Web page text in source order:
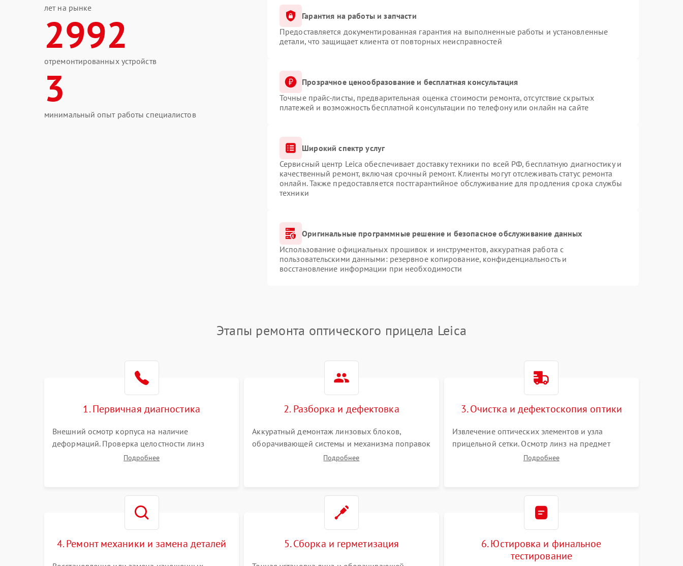
лет на рынке
2992
отремонтированных устройств
3
минимальный опыт работы специалистов
Гарантия на работы и запчасти
Предоставляется документированная гарантия на выполненные работы и установленные
детали, что защищает клиента от повторных неисправностей
Прозрачное ценообразование и бесплатная консультация
Точные прайс-листы, предварительная оценка стоимости ремонта, отсутствие скрытых
платежей и возможность бесплатной консультации по телефону или онлайн на сайте
Широкий спектр услуг
Сервисный центр Leica обеспечивает доставку техники по всей РФ, бесплатную диагностику и
качественный ремонт, включая срочный ремонт. Клиенты могут отслеживать статус ремонта
онлайн. Также предоставляется постгарантийное обслуживание для продления срока службы
техники
Оригинальные программные решение и безопасное обслуживание данных
Использование официальных прошивок и инструментов, аккуратная работа с
пользовательскими данными: резервное копирование, конфиденциальность и
восстановление информации при необходимости
Этапы ремонта оптического прицела Leica
1. Первичная диагностика
Внешний осмотр корпуса на наличие
деформаций. Проверка целостности линз
объектива и окуляра. Тестирование работы
Подробнее
2. Разборка и дефектовка
Аккуратный демонтаж линзовых блоков,
оборачивающей системы и механизма поправок
спецключами. Осмотр внутренних резьбовых
Подробнее
3. Очистка и дефектоскопия оптики
Извлечение оптических элементов и узла
прицельной сетки. Осмотр линз на предмет
повреждения просветляющего покрытия или
Подробнее
4. Ремонт механики и замена деталей 5. Сборка и герметизация
6. Юстировка и финальное
тестирование